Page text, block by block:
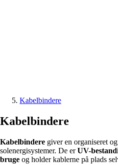
Kabelbindere
Kabelbindere
Kabelbindere giver en organiseret
solenergisystemer. De erUV-
bruge og holder kablerne på plads